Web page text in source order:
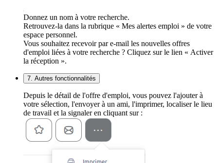
Donnez un nom à votre recherche.
Retrouvez-la dans la rubrique « Mes alertes emploi » de votre
espace personnel.
Vous souhaitez recevoir par e-mail les nouvelles offres
d'emploi liées à votre recherche ? Cliquez sur le lien « Activer
la réception ».
7. Autres fonctionnalités
Depuis le détail de l'offre d'emploi, vous pouvez l'ajouter à
votre sélection, l'envoyer à un ami, l'imprimer, localiser le lieu
de travail et la signaler en cliquant sur :